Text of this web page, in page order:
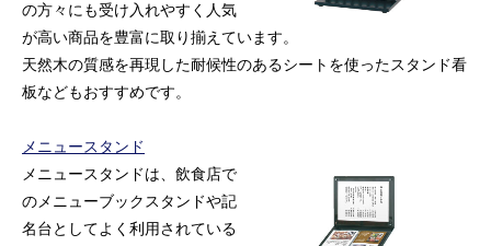
の方々にも受け入れやすく人気
が高い商品を豊富に取り揃えています。
天然木の質感を再現した耐候性のあるシートを使ったスタンド看
板などもおすすめです。
メニュースタンド
メニュースタンドは、飲食店で
のメニューブックスタンドや記
名台としてよく利用されている